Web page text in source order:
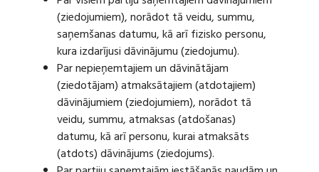
(ziedojumiem), norādot tā veidu, summu,
saņemšanas datumu, kā arī fizisko personu,
kura izdarījusi dāvinājumu (ziedojumu).
Par nepieņemtajiem un dāvinātājam
(ziedotājam) atmaksātajiem (atdotajiem)
dāvinājumiem (ziedojumiem), norādot tā
veidu, summu, atmaksas (atdošanas)
datumu, kā arī personu, kurai atmaksāts
(atdots) dāvinājums (ziedojums).